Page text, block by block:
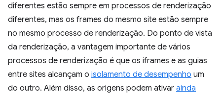
diferentes estão sempre em processos de renderização
diferentes, mas os frames do mesmo site estão sempre
no mesmo processo de renderização. Do ponto de vista
da renderização, a vantagem importante de vários
processos de renderização é que os iframes e as guias
entre sites alcançam o isolamento de desempenho um
do outro. Além disso, as origens podem ativar ainda